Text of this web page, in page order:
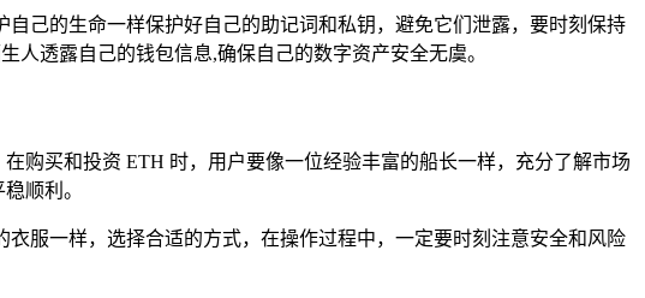
己的生命一样保护好自己的助记词和私钥，避免它们泄露，要时刻保持
透露自己的钱包信息,确保自己的数字资产安全无虞。
购买和投资 ETH 时，用户要像一位经验丰富的船长一样，充分了解市场
顺利。
服一样，选择合适的方式，在操作过程中，一定要时刻注意安全和风险